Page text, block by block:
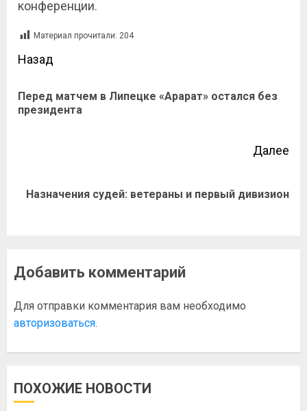
конференции.
Материал прочитали: 204
Назад
Перед матчем в Липецке «Арарат» остался без
президента
Далее
Назначения судей: ветераны и первый дивизион
Добавить комментарий
Для отправки комментария вам необходимо
авторизоваться.
ПОХОЖИЕ НОВОСТИ